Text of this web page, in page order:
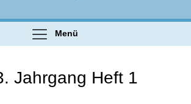
Menü
Jahrgang Heft 1